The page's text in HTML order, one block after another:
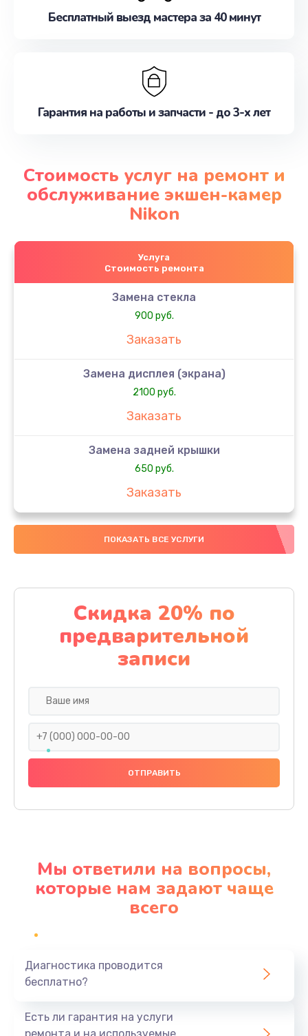
Бесплатный выезд мастера за 40 минут
Гарантия на работы и запчасти - до 3-х лет
Стоимость услуг на ремонт и
обслуживание экшен-камер
Nikon
Услуга
Стоимость ремонта
Замена стекла
900 руб.
Заказать
Замена дисплея (экрана)
2100 руб.
Заказать
Замена задней крышки
650 руб.
Заказать
Замена аккумулятора
4000 руб.
Замена материнской платы
1100 руб.
Заказать
Замена праймера
1000 руб.
Заказать
Профилактическая чистка
Заказать
ПОКАЗАТЬ ВСЕ УСЛУГИ
Скидка 20% по
предварительной
записи
Мы ответили на вопросы,
которые нам задают чаще
всего
Диагностика проводится
бесплатно?
Есть ли гарантия на услуги
ремонта и на используемые